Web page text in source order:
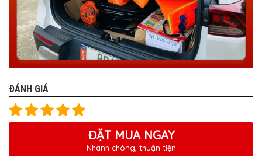
ĐÁNH GIÁ
ĐẶT MUA NGAY
Nhanh chóng, thuận tiện